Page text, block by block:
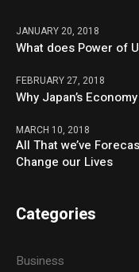
JANUARY 20, 2018
What does Power of
FEBRUARY 27, 2018
Why Japan’s
MARCH 10, 2018
All That we’ve
Change our Lives
Categories
Business